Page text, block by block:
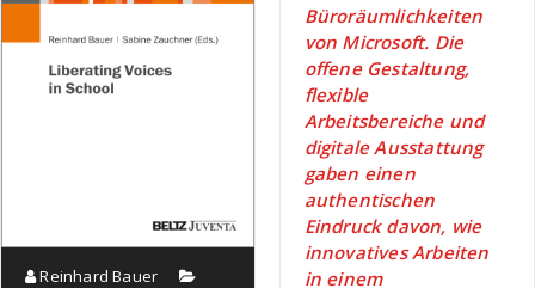
Reinhard Bauer
Büroräumlichkeiten
von Microsoft. Die
offene Gestaltung,
flexible
Arbeitsbereiche und
digitale Ausstattung
gaben einen
authentischen
Eindruck davon, wie
innovatives Arbeiten
in einem